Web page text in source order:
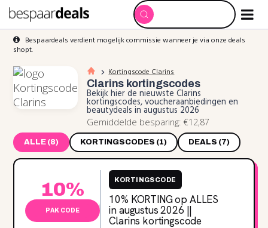
Bespaardeals verdient mogelijk commissie wanneer je via onze deals
shopt.
Kortingscode Clarins
Clarins kortingscodes
Bekijk hier de nieuwste Clarins
kortingscodes, voucheraanbiedingen en
beautydeals in augustus 2026
Gemiddelde besparing: €12,87
ALLE (8) KORTINGSCODES (1) DEALS (7)
10%
PAK CODE
KORTINGSCODE
10% KORTING op ALLES
in augustus 2026 ||
Clarins kortingscode